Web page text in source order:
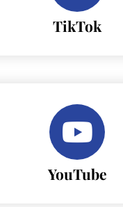
TikTok
YouTube